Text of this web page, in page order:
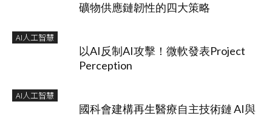
礦物供應鏈韌性的四大策略
AI人工智慧
以AI反制AI攻擊！微軟發表Project
Perception
AI人工智慧
國科會建構再生醫療自主技術鏈 AI與